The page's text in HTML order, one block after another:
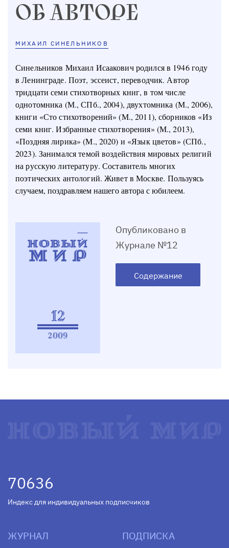
ОБ АВТОРЕ
МИХАИЛ СИНЕЛЬНИКОВ
Синельников Михаил Исаакович родился в 1946 году
в Ленинграде. Поэт, эссеист, переводчик. Автор
тридцати семи стихотворных книг, в том числе
однотомника (М., СПб., 2004), двухтомника (М., 2006),
книги «Сто стихотворений» (М., 2011), сборников «Из
семи книг. Избранные стихотворения» (М., 2013),
«Поздняя лирика» (М., 2020) и «Язык цветов» (СПб.,
2023). Занимался темой воздействия мировых религий
на русскую литературу. Составитель многих
поэтических антологий. Живет в Москве.Пользуясь
случаем, поздравляем нашего автора с юбилеем.
12
2009
Опубликовано в
Журнале №12
Содержание
70636
Индекс для индивидуальных подписчиков
ЖУРНАЛ ПОДПИСКА